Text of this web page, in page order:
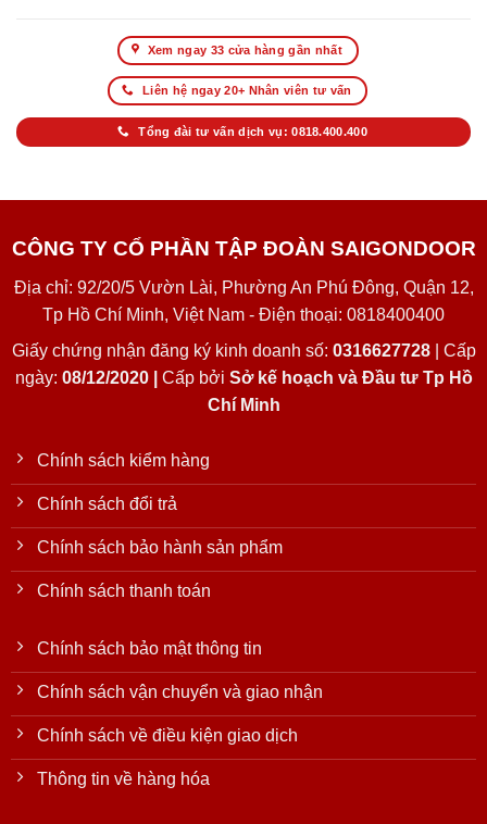
Xem ngay 33 cửa hàng gần nhất
Liên hệ ngay 20+ Nhân viên tư vấn
Tổng đài tư vấn dịch vụ: 0818.400.400
CÔNG TY CỔ PHẦN TẬP ĐOÀN SAIGONDOOR
Địa chỉ: 92/20/5 Vườn Lài, Phường An Phú Đông, Quận 12,
Tp Hồ Chí Minh, Việt Nam - Điện thoại: 0818400400
Giấy chứng nhận đăng ký kinh doanh số: 0316627728| Cấp
ngày: 08/12/2020 | Cấp bởi Sở kế hoạch và Đầu tư Tp Hồ
Chí Minh
Chính sách kiểm hàng
Chính sách đổi trả
Chính sách bảo hành sản phẩm
Chính sách thanh toán
Chính sách bảo mật thông tin
Chính sách vận chuyển và giao nhận
Chính sách về điều kiện giao dịch
Thông tin về hàng hóa